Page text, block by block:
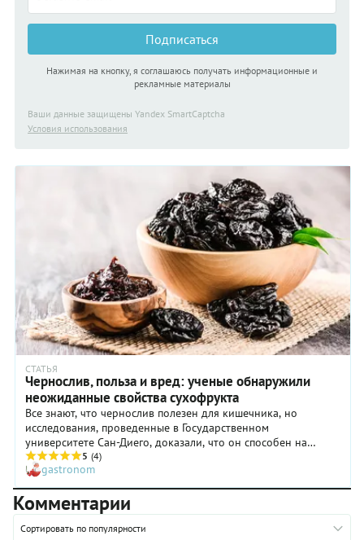
Подписаться
Нажимая на кнопку, я соглашаюсь получать информационные и
рекламные материалы
Ваши данные защищены Yandex SmartCaptcha
Условия использования
СТАТЬЯ
Чернослив, польза и вред: ученые обнаружили
неожиданные свойства сухофрукта
Все знают, что чернослив полезен для кишечника, но
исследования, проведенные в Государственном
университете Сан-Диего, доказали, что он способен на
большее, причем особенно важно знать об этом женщинам.
5 (4)
gastronom
Комментарии
Сортировать по популярности